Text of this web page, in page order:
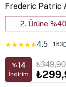
Frederic Patric
2. Ürüne
★★★★★4.5 163
% 14
İndirim
₺349,90